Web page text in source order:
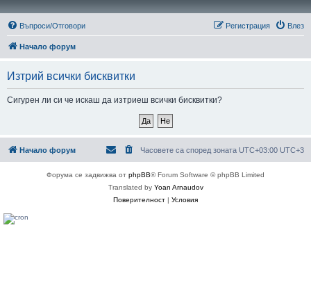
Въпроси/Отговори Влез
Регистрация
Начало форум
Изтрий всички бисквитки
Сигурен ли си че искаш да изтриеш всички бисквитки?
Начало форум Часовете са според зоната UTC+03:00 UTC+3
Форума се задвижва от phpBB® Forum Software © phpBB Limited
Translated by Yoan Arnaudov
Поверителност | Условия